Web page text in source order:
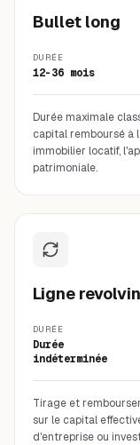
Bullet long
DURÉE
12-36 mois
Durée maximale
capital remboursé à
immobilier locatif,
patrimoniale.
Ligne
DURÉE
Durée
indéterminée
Tirage et
sur le capital
d'entreprise ou